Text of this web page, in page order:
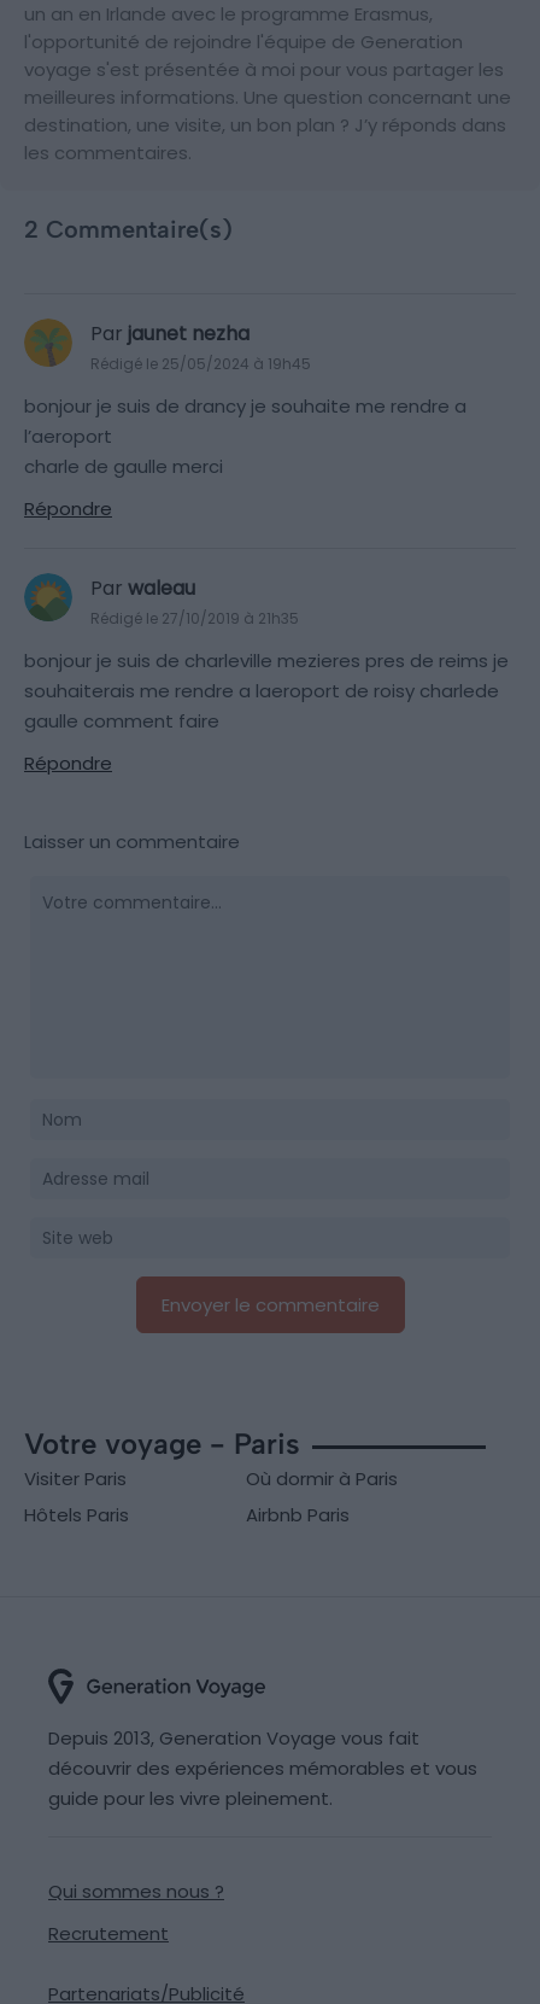
un an en Irlande avec le programme Erasmus,
l'opportunité de rejoindre l'équipe de Generation
voyage s'est présentée à moi pour vous partager les
meilleures informations. Une question concernant une
destination, une visite, un bon plan ? J’y réponds dans
les commentaires.
2 Commentaire(s)
Par jaunet nezha
Rédigé le 25/05/2024 à 19h45
bonjour je suis de drancy je souhaite me rendre a
l’aeroport
charle de gaulle merci
Répondre
Par waleau
Rédigé le 27/10/2019 à 21h35
bonjour je suis de charleville mezieres pres de reims je
souhaiterais me rendre a laeroport de roisy charlede
gaulle comment faire
Répondre
Laisser un commentaire
Votre voyage - Paris
Visiter Paris
Où dormir à Paris
Hôtels Paris
Airbnb Paris
Depuis 2013, Generation Voyage vous fait
découvrir des expériences mémorables et vous
guide pour les vivre pleinement.
Qui sommes nous ?
Recrutement
Partenariats/Publicité